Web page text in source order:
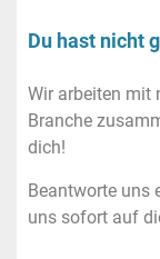
Du hast nicht
Wir arbeiten mit
Branche
dich!
Beantworte uns
uns sofort auf